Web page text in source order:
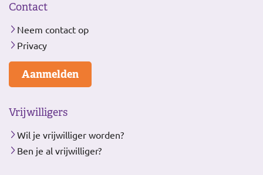
Contact
Neem contact op
Privacy
Aanmelden
Vrijwilligers
Wil je vrijwilliger worden?
Ben je al vrijwilliger?